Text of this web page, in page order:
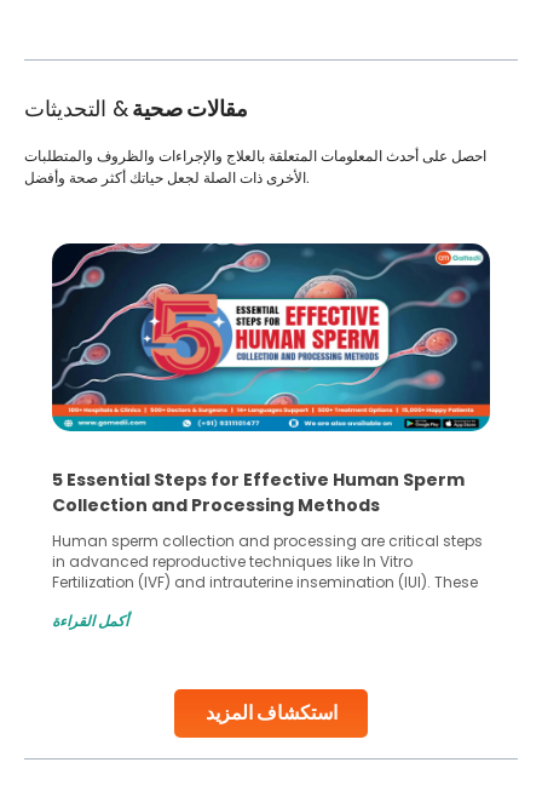
مقالات صحية& التحديثات
استكشاف المزيد
احصل على أحدث المعلومات المتعلقة بالعلاج والإجراءات والظروف والمتطلبات
الأخرى ذات الصلة لجعل حياتك أكثر صحة وأفضل.
5 Essential Steps for Effective Human Sperm
Collection and Processing Methods
Human sperm collection and processing are critical steps
in advanced reproductive techniques like In Vitro
Fertilization (IVF) and intrauterine insemination (IUI). These
challenges and help couples achieve their dream of
collected, they process the
أكمل القراءة